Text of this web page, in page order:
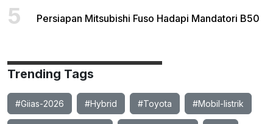
5 Persiapan Mitsubishi Fuso Hadapi Mandatori B50
Trending Tags
#Giias-2026 #Hybrid #Toyota #Mobil-listrik